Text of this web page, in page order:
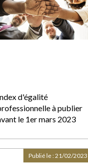
d'égalité
à publier
le 1er mars 2023
Publié le :21/02/2023